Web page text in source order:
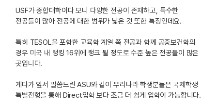
USF가 종합대학이다 보니 다양한 전공이 존재하고, 특수한
전공들이 많아 전공에 대한 범위가 넓은 것 또한 특징인데요.
특히 TESOL을 포함한 교육학 계열 쪽 전공과 함께 공중보건학의
경우 미국 내 랭킹 16위에 랭크 될 정도로 수준 높은 전공들이 많은
곳입니다.
게다가 앞서 말씀드린 ASU와 같이 우리나라 학생분들은 국제학생
특별전형을 통해 Direct입학 보다 조금 더 쉽게 입학이 가능합니다.